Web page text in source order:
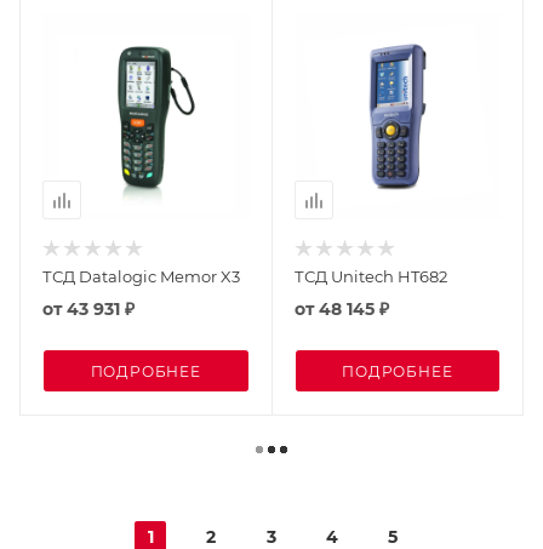
ТСД Datalogic Memor X3
от43 931 ₽
ПОДРОБНЕЕ
ТСД Unitech HT682
от48 145 ₽
ПОДРОБНЕЕ
1 2 3 4 5